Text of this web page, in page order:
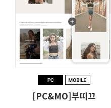
[PC&MO]부띠끄